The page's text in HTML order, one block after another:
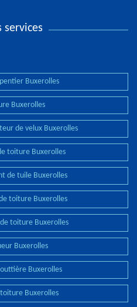
services
Buxerolles
Buxerolles
de velux Buxerolles
toiture Buxerolles
de tuile Buxerolles
toiture Buxerolles
toiture Buxerolles
Buxerolles
Buxerolles
Buxerolles